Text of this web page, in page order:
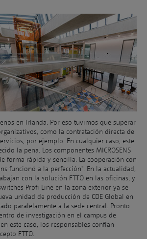
en Irlanda. Por eso tuvimos que superar
como la contratación directa de
por ejemplo. En cualquier caso, este
la pena. Los componentes MICROSENS
forma rápida y sencilla. La cooperación con
funcionó a la perfección". En la actualidad,
con la solución FTTO en las oficinas, y
Profi Line en la zona exterior ya se
unidad de producción de CDE Global en
paralelamente a la sede central. Pronto
de investigación en el campus de
este caso, los responsables confían
FTTO.